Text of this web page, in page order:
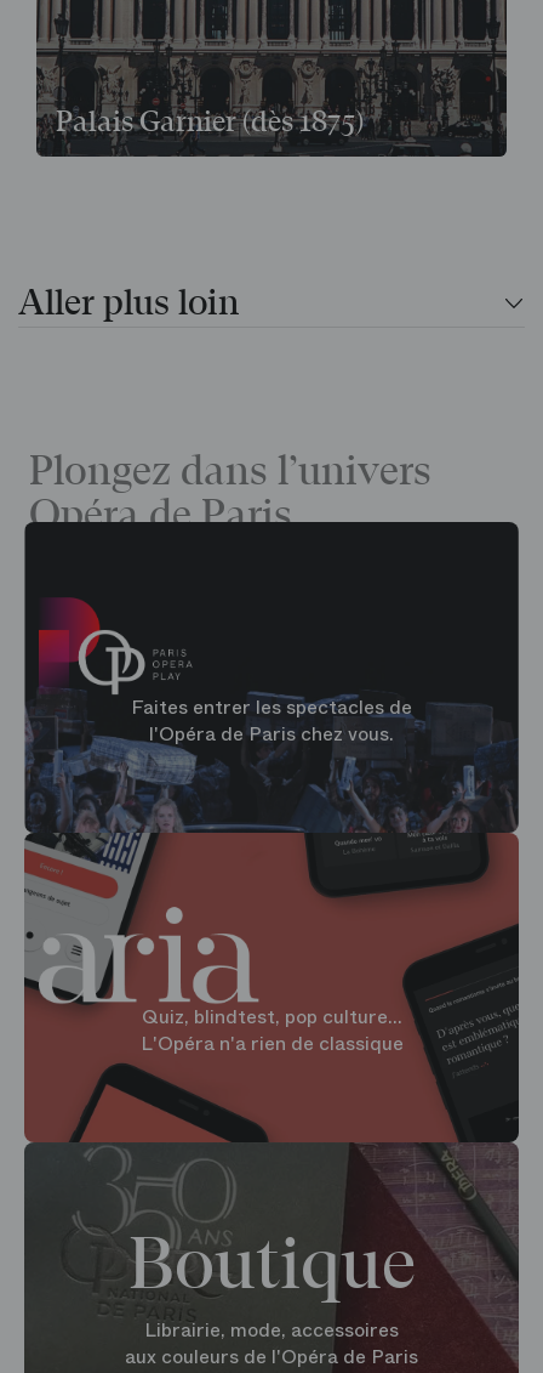
Palais Garnier (dès 1875)
Aller plus loin
Plongez dans l’univers
Opéra de Paris
Faites entrer les spectacles de
l'Opéra de Paris chez vous.
Quiz, blindtest, pop culture...
L'Opéra n'a rien de classique
Boutique
Librairie, mode, accessoires
aux couleurs de l'Opéra de Paris